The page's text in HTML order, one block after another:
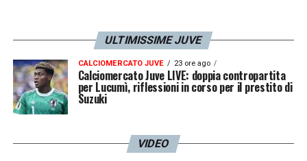
ULTIMISSIME JUVE
CALCIOMERCATO JUVE 23 ore ago
Calciomercato Juve LIVE: doppia contropartita
per Lucumì, riflessioni in corso per il prestito di
Suzuki
VIDEO